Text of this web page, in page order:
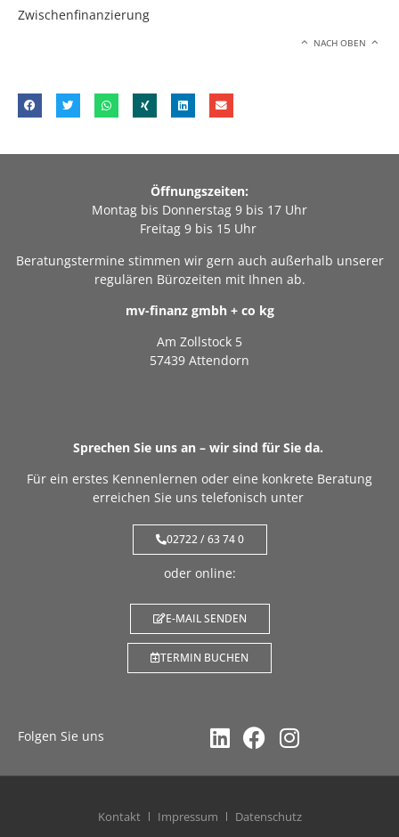
Zwischenfinanzierung
NACH OBEN
Öffnungszeiten:
Montag bis Donnerstag 9 bis 17 Uhr
Freitag 9 bis 15 Uhr
Beratungstermine stimmen wir gern auch außerhalb unserer
regulären Bürozeiten mit Ihnen ab.
mv-finanz gmbh + co kg
Am Zollstock 5
57439 Attendorn
Sprechen Sie uns an – wir sind für Sie da.
Für ein erstes Kennenlernen oder eine konkrete Beratung
erreichen Sie uns telefonisch unter
02722 / 63 74 0
oder online:
E-MAIL SENDEN
TERMIN BUCHEN
Folgen Sie uns
Kontakt Impressum Datenschutz